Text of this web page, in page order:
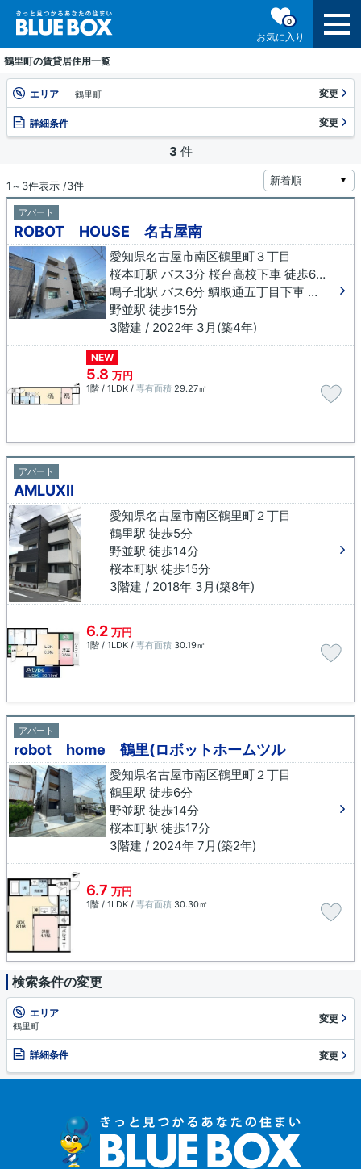
お気に入り
0
鶴里町の賃貸居住用一覧
エリア 鶴里町 変更
詳細条件 変更
3 件
1～3件表示 /3件
アパート
ROBOT HOUSE 名古屋南
愛知県名古屋市南区鶴里町３丁目
桜本町駅 バス3分 桜台高校下車 徒歩6分
鳴子北駅 バス6分 鯛取通五丁目下車 徒歩7分
野並駅 徒歩15分
3階建 / 2022年 3月(築4年)
NEW
5.8 万円
1階 / 1LDK / 専有面積 29.27㎡
アパート
AMLUXⅡ
愛知県名古屋市南区鶴里町２丁目
鶴里駅 徒歩5分
野並駅 徒歩14分
桜本町駅 徒歩15分
3階建 / 2018年 3月(築8年)
6.2 万円
1階 / 1LDK / 専有面積 30.19㎡
アパート
robot home 鶴里(ロボットホームツル
愛知県名古屋市南区鶴里町２丁目
鶴里駅 徒歩6分
野並駅 徒歩14分
桜本町駅 徒歩17分
3階建 / 2024年 7月(築2年)
6.7 万円
1階 / 1LDK / 専有面積 30.30㎡
検索条件の変更
エリア
鶴里町
変更
詳細条件 変更